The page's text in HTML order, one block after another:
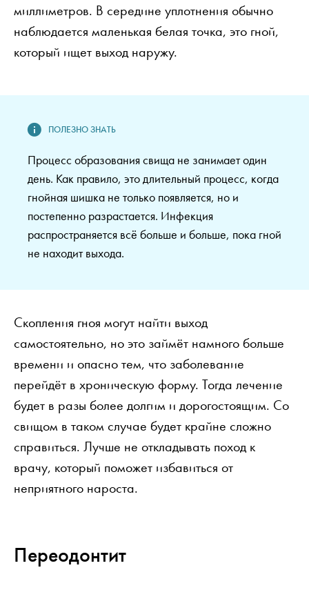
миллиметров. В середине уплотнения обычно
наблюдается маленькая белая точка, это гной,
который ищет выход наружу.
Процесс образования свища не занимает один
день. Как правило, это длительный процесс, когда
гнойная шишка не только появляется, но и
постепенно разрастается. Инфекция
распространяется всё больше и больше, пока гной
не находит выхода.
Скопления гноя могут найти выход
самостоятельно, но это займёт намного больше
времени и опасно тем, что заболевание
перейдёт в хроническую форму. Тогда лечение
будет в разы более долгим и дорогостоящим. Со
свищом в таком случае будет крайне сложно
справиться. Лучше не откладывать поход к
врачу, который поможет избавиться от
неприятного нароста.
Переодонтит